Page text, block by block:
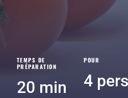
TEMPS DE
PRÉPARATION
20 min
POUR
4